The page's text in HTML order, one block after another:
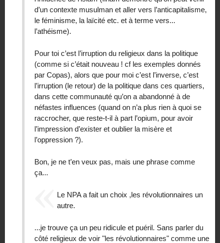
d’un contexte musulman et aller vers l’anticapitalisme,
le féminisme, la laïcité etc. et à terme vers...
l’athéisme).
Pour toi c’est l’irruption du religieux dans la politique
(comme si c’était nouveau ! cf les exemples donnés
par Copas), alors que pour moi c’est l’inverse, c’est
l’irruption (le retour) de la politique dans ces quartiers,
dans cette communauté qu’on a abandonné à de
néfastes influences (quand on n’a plus rien à quoi se
raccrocher, que reste-t-il à part l’opium, pour avoir
l’impression d’exister et oublier la misère et
l’oppression ?).
Bon, je ne t’en veux pas, mais une phrase comme
ça...
Le NPA a fait un choix ,les révolutionnaires un
autre.
...je trouve ça un peu ridicule et puéril. Sans parler du
côté religieux de voir "les révolutionnaires" comme une